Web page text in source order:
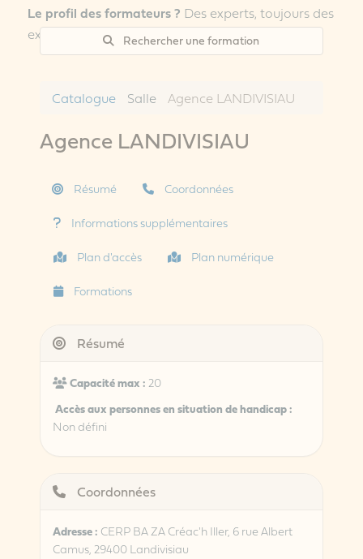
Le profil des formateurs ? Des experts, toujours des
experts, rien que des experts !
Rechercher une formation
Catalogue Salle Agence LANDIVISIAU
Agence LANDIVISIAU
Résumé
Coordonnées
Informations supplémentaires
Plan d'accès
Plan numérique
Formations
Résumé
Capacité max :20
Accès aux personnes en situation de handicap :
Non défini
Coordonnées
Adresse : CERP BA ZA Créac'h Iller, 6 rue Albert
Camus, 29400 Landivisiau